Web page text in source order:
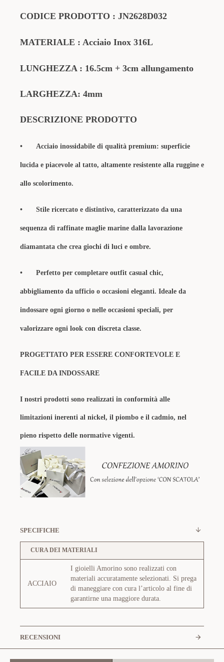
CODICE PRODOTTO : JN2628D032
MATERIALE : Acciaio Inox 316L
LUNGHEZZA : 16.5cm + 3cm allungamento
LARGHEZZA: 4mm
DESCRIZIONE PRODOTTO
• Acciaio inossidabile di qualità premium: superficie
lucida e piacevole al tatto, altamente resistente alla ruggine e
allo scolorimento.
• Stile ricercato e distintivo, caratterizzato da una
sequenza di raffinate maglie marine dalla lavorazione
diamantata che crea giochi di luci e ombre.
• Perfetto per completare outfit casual chic,
abbigliamento da ufficio o occasioni eleganti. Ideale da
indossare ogni giorno o nelle occasioni speciali, per
valorizzare ogni look con discreta classe.
PROGETTATO PER ESSERE CONFORTEVOLE E
FACILE DA INDOSSARE
I nostri prodotti sono realizzati in conformità alle
limitazioni inerenti al nickel, il piombo e il cadmio, nel
pieno rispetto delle normative vigenti.
SPECIFICHE
CURA DEI MATERIALI
ACCIAIO
I gioielli Amorino sono realizzati con
materiali accuratamente selezionati. Si prega
di maneggiare con cura l’articolo al fine di
garantirne una maggiore durata.
RECENSIONI